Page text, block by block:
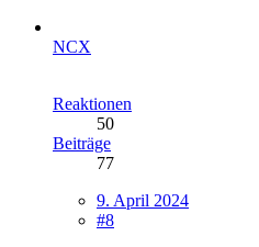
NCX
Reaktionen
50
Beiträge
77
9. April 2024
#8